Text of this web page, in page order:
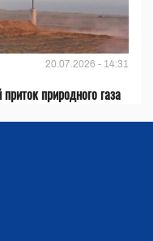
20.07.2026 - 14:31
природного газа